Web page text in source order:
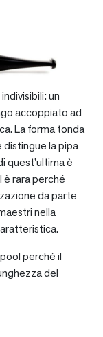
un
accoppiato ad
La forma tonda
distingue la pipa
quest’ultima è
è rara perché
da parte
nella
perché il
del